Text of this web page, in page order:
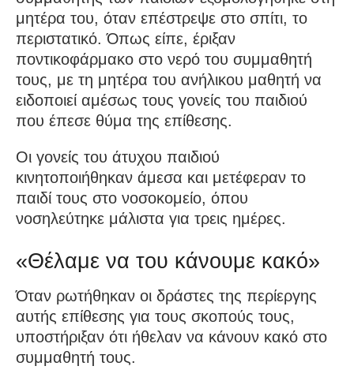
μητέρα του, όταν επέστρεψε στο σπίτι, το
περιστατικό. Όπως είπε, έριξαν
ποντικοφάρμακο στο νερό του συμμαθητή
τους, με τη μητέρα του ανήλικου μαθητή να
ειδοποιεί αμέσως τους γονείς του παιδιού
που έπεσε θύμα της επίθεσης.
Οι γονείς του άτυχου παιδιού
κινητοποιήθηκαν άμεσα και μετέφεραν το
παιδί τους στο νοσοκομείο, όπου
νοσηλεύτηκε μάλιστα για τρεις ημέρες.
«Θέλαμε να του κάνουμε κακό»
Όταν ρωτήθηκαν οι δράστες της περίεργης
αυτής επίθεσης για τους σκοπούς τους,
υποστήριξαν ότι ήθελαν να κάνουν κακό στο
συμμαθητή τους.